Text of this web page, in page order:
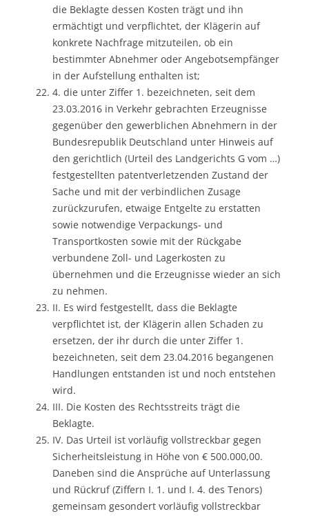
die Beklagte dessen Kosten trägt und ihn
ermächtigt und verpflichtet, der Klägerin auf
konkrete Nachfrage mitzuteilen, ob ein
bestimmter Abnehmer oder Angebotsempfänger
in der Aufstellung enthalten ist;
4. die unter Ziffer 1. bezeichneten, seit dem
23.03.2016 in Verkehr gebrachten Erzeugnisse
gegenüber den gewerblichen Abnehmern in der
Bundesrepublik Deutschland unter Hinweis auf
den gerichtlich (Urteil des Landgerichts G vom …)
festgestellten patentverletzenden Zustand der
Sache und mit der verbindlichen Zusage
zurückzurufen, etwaige Entgelte zu erstatten
sowie notwendige Verpackungs- und
Transportkosten sowie mit der Rückgabe
verbundene Zoll- und Lagerkosten zu
übernehmen und die Erzeugnisse wieder an sich
zu nehmen.
II. Es wird festgestellt, dass die Beklagte
verpflichtet ist, der Klägerin allen Schaden zu
ersetzen, der ihr durch die unter Ziffer 1.
bezeichneten, seit dem 23.04.2016 begangenen
Handlungen entstanden ist und noch entstehen
wird.
III. Die Kosten des Rechtsstreits trägt die
Beklagte.
IV. Das Urteil ist vorläufig vollstreckbar gegen
Sicherheitsleistung in Höhe von € 500.000,00.
Daneben sind die Ansprüche auf Unterlassung
und Rückruf (Ziffern I. 1. und I. 4. des Tenors)
gemeinsam gesondert vorläufig vollstreckbar